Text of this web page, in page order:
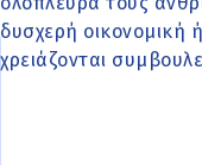
δυσχερή οικονομική
χρειάζονται